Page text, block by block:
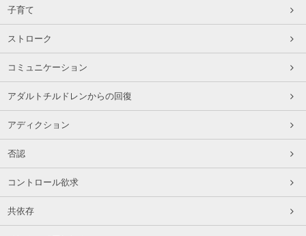
子育て
ストローク
コミュニケーション
アダルトチルドレンからの回復
アディクション
否認
コントロール欲求
共依存